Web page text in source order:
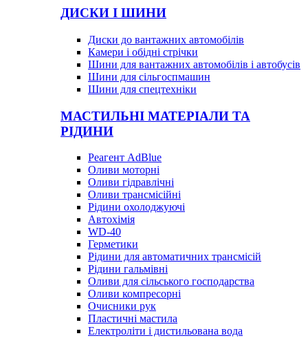
ДИСКИ І ШИНИ
Диски до вантажних автомобілів
Камери і обідні стрічки
Шини для вантажних автомобілів і автобусів
Шини для сільгоспмашин
Шини для спецтехніки
МАСТИЛЬНІ МАТЕРІАЛИ ТА
РІДИНИ
Реагент AdBlue
Оливи моторні
Оливи гідравлічні
Оливи трансмісійні
Рідини охолоджуючі
Автохімія
WD-40
Герметики
Рідини для автоматичних трансмісій
Рідини гальмівні
Оливи для сільського господарства
Оливи компресорні
Очисники рук
Пластичні мастила
Електроліти і дистильована вода